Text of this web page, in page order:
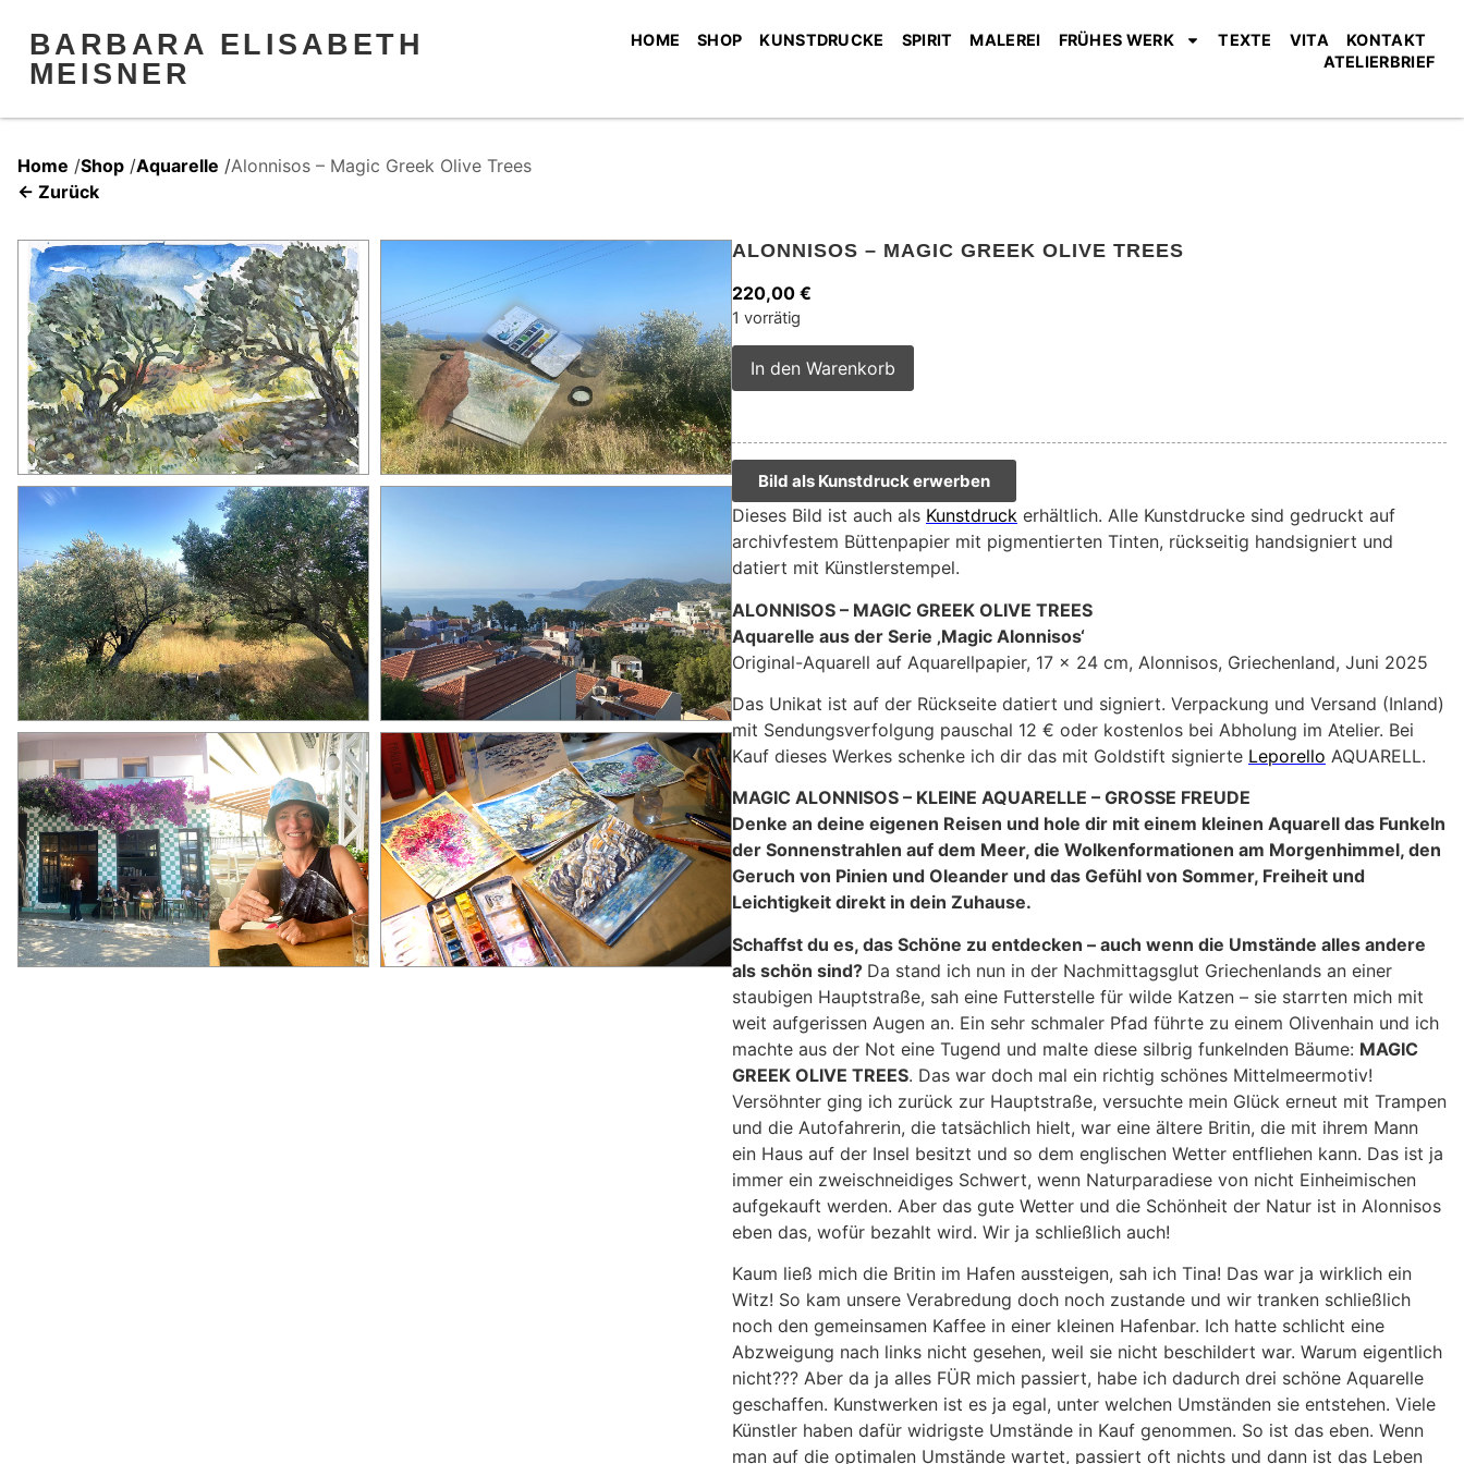
BARBARA ELISABETH
MEISNER
HOME SHOP KUNSTDRUCKE SPIRIT MALEREI FRÜHES WERK TEXTE VITA
KONTAKT
ATELIERBRIEF
Home /Shop /Aquarelle /Alonnisos – Magic Greek Olive Trees
← Zurück
ALONNISOS – MAGIC GREEK OLIVE TREES
220,00 €
1 vorrätig
In den Warenkorb
Bild als Kunstdruck erwerben
Dieses Bild ist auch als Kunstdruck erhältlich. Alle Kunstdrucke sind gedruckt auf
archivfestem Büttenpapier mit pigmentierten Tinten, rückseitig handsigniert und
datiert mit Künstlerstempel.
ALONNISOS – MAGIC GREEK OLIVE TREES
Aquarelle aus der Serie ‚Magic Alonnisos‘
Original-Aquarell auf Aquarellpapier, 17 x 24 cm, Alonnisos, Griechenland, Juni 2025
Das Unikat ist auf der Rückseite datiert und signiert. Verpackung und Versand (Inland)
mit Sendungsverfolgung pauschal 12 € oder kostenlos bei Abholung im Atelier. Bei
Kauf dieses Werkes schenke ich dir das mit Goldstift signierte Leporello AQUARELL.
MAGIC ALONNISOS – KLEINE AQUARELLE – GROSSE FREUDE
Denke an deine eigenen Reisen und hole dir mit einem kleinen Aquarell das Funkeln
der Sonnenstrahlen auf dem Meer, die Wolkenformationen am Morgenhimmel, den
Geruch von Pinien und Oleander und das Gefühl von Sommer, Freiheit und
Leichtigkeit direkt in dein Zuhause.
Schaffst du es, das Schöne zu entdecken – auch wenn die Umstände alles andere
als schön sind? Da stand ich nun in der Nachmittagsglut Griechenlands an einer
staubigen Hauptstraße, sah eine Futterstelle für wilde Katzen – sie starrten mich mit
weit aufgerissen Augen an. Ein sehr schmaler Pfad führte zu einem Olivenhain und ich
machte aus der Not eine Tugend und malte diese silbrig funkelnden Bäume: MAGIC
GREEK OLIVE TREES. Das war doch mal ein richtig schönes Mittelmeermotiv!
Versöhnter ging ich zurück zur Hauptstraße, versuchte mein Glück erneut mit Trampen
und die Autofahrerin, die tatsächlich hielt, war eine ältere Britin, die mit ihrem Mann
ein Haus auf der Insel besitzt und so dem englischen Wetter entfliehen kann. Das ist ja
immer ein zweischneidiges Schwert, wenn Naturparadiese von nicht Einheimischen
aufgekauft werden. Aber das gute Wetter und die Schönheit der Natur ist in Alonnisos
eben das, wofür bezahlt wird. Wir ja schließlich auch!
Kaum ließ mich die Britin im Hafen aussteigen, sah ich Tina! Das war ja wirklich ein
Witz! So kam unsere Verabredung doch noch zustande und wir tranken schließlich
noch den gemeinsamen Kaffee in einer kleinen Hafenbar. Ich hatte schlicht eine
Abzweigung nach links nicht gesehen, weil sie nicht beschildert war. Warum eigentlich
nicht??? Aber da ja alles FÜR mich passiert, habe ich dadurch drei schöne Aquarelle
geschaffen. Kunstwerken ist es ja egal, unter welchen Umständen sie entstehen. Viele
Künstler haben dafür widrigste Umstände in Kauf genommen. So ist das eben. Wenn
man auf die optimalen Umstände wartet, passiert oft nichts und dann ist das Leben